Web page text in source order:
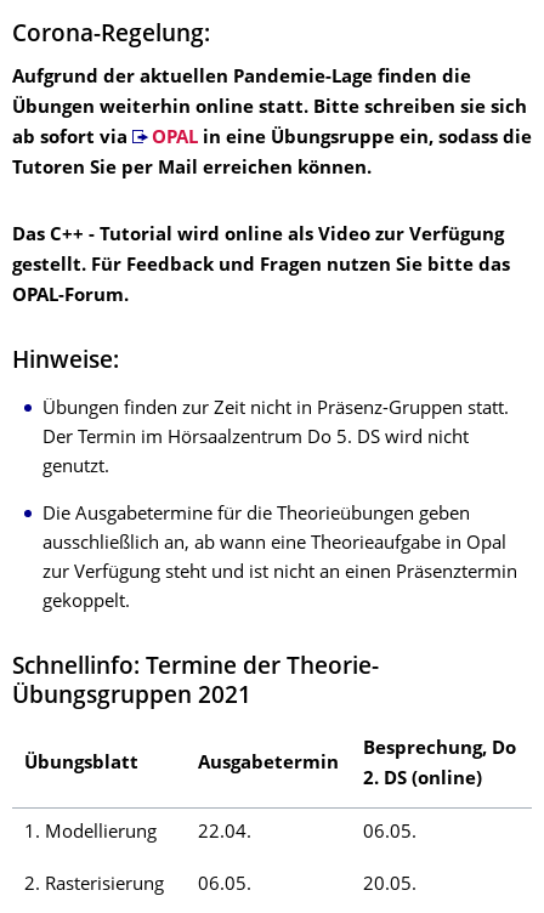
Corona-Regelung:
Aufgrund der aktuellen Pandemie-Lage finden die
Übungen weiterhin online statt. Bitte schreiben sie sich
ab sofort via
OPALin eine Übungsruppe ein, sodass die
Tutoren Sie per Mail erreichen können.
Das C++ - Tutorial wird online als Video zur Verfügung
gestellt. Für Feedback und Fragen nutzen Sie bitte das
OPAL-Forum.
Hinweise:
Übungen finden zur Zeit nicht in Präsenz-Gruppen statt.
Der Termin im Hörsaalzentrum Do 5. DS wird nicht
genutzt.
Die Ausgabetermine für die Theorieübungen geben
ausschließlich an, ab wann eine Theorieaufgabe in Opal
zur Verfügung steht und ist nicht an einen Präsenztermin
gekoppelt.
Schnellinfo: Termine der Theorie-
Übungsgruppen 2021
Übungsblatt Ausgabetermin
Besprechung, Do
2. DS (online)
1. Modellierung 22.04. 06.05.
2. Rasterisierung 06.05. 20.05.